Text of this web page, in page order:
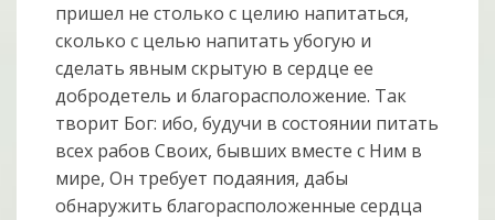
пришел не столько с целию напитаться,
сколько с целью напитать убогую и
сделать явным скрытую в сердце ее
добродетель и благорасположение. Так
творит Бог: ибо, будучи в состоянии питать
всех рабов Своих, бывших вместе с Ним в
мире, Он требует подаяния, дабы
обнаружить благорасположенные сердца